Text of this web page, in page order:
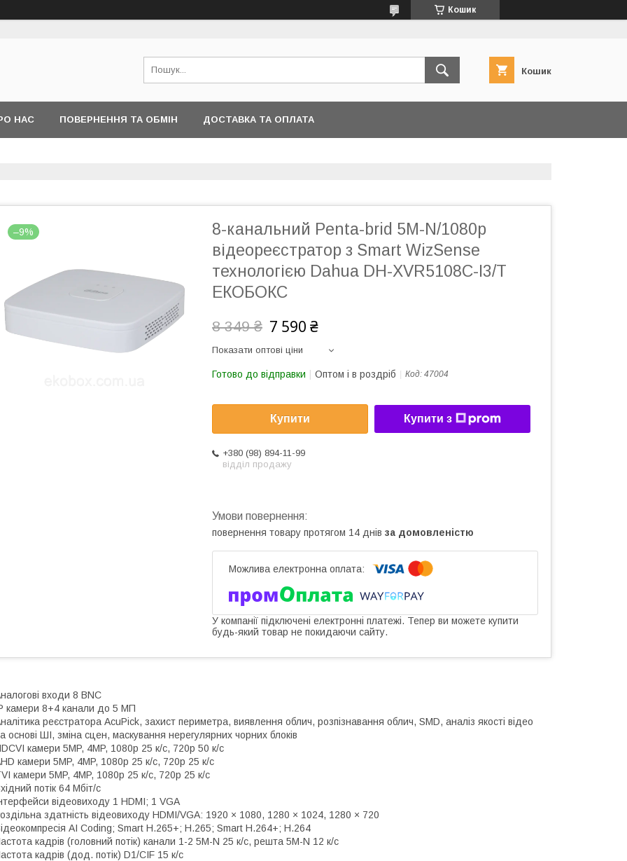
Кошик
Кошик
НАС ПОВЕРНЕННЯ ТА ОБМІН ДОСТАВКА ТА ОПЛАТА
–9%
8-канальний Penta-brid 5M-N/1080p
відеореєстратор з Smart WizSense
технологією Dahua DH-XVR5108C-I3/T
ЕКОБОКС
8 349 ₴ 7 590 ₴
Показати оптові ціни
Готово до відправки Оптом і в роздріб Код: 47004
Купити Купити з
+380 (98) 894-11-99
відділ продажу
повернення товару протягом 14 днів за домовленістю
У компанії підключені електронні платежі. Тепер ви можете купити
будь-який товар не покидаючи сайту.
входи 8 BNC
камери 8+4 канали до 5 МП
реєстратора AcuPick, захист периметра, виявлення облич, розпізнавання облич, SMD, аналіз якості відео
основі ШІ, зміна сцен, маскування нерегулярних чорних блоків
камери 5MP, 4MP, 1080p 25 к/с, 720p 50 к/с
камери 5MP, 4MP, 1080p 25 к/с, 720p 25 к/с
камери 5MP, 4MP, 1080p 25 к/с, 720p 25 к/с
потік 64 Мбіт/с
відеовиходу 1 HDMI; 1 VGA
здатність відеовиходу HDMI/VGA: 1920 × 1080, 1280 × 1024, 1280 × 720
AI Coding; Smart H.265+; H.265; Smart H.264+; H.264
кадрів (головний потік) канали 1-2 5M-N 25 к/с, решта 5M-N 12 к/с
кадрів (дод. потік) D1/CIF 15 к/с